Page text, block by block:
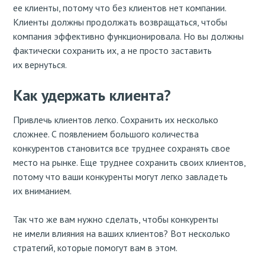
ее клиенты, потому что без клиентов нет компании.
Клиенты должны продолжать возвращаться, чтобы
компания эффективно функционировала. Но вы должны
фактически сохранить их, а не просто заставить
их вернуться.
Как удержать клиента?
Привлечь клиентов легко. Сохранить их несколько
сложнее. С появлением большого количества
конкурентов становится все труднее сохранять свое
место на рынке. Еще труднее сохранить своих клиентов,
потому что ваши конкуренты могут легко завладеть
их вниманием.
Так что же вам нужно сделать, чтобы конкуренты
не имели влияния на ваших клиентов? Вот несколько
стратегий, которые помогут вам в этом.